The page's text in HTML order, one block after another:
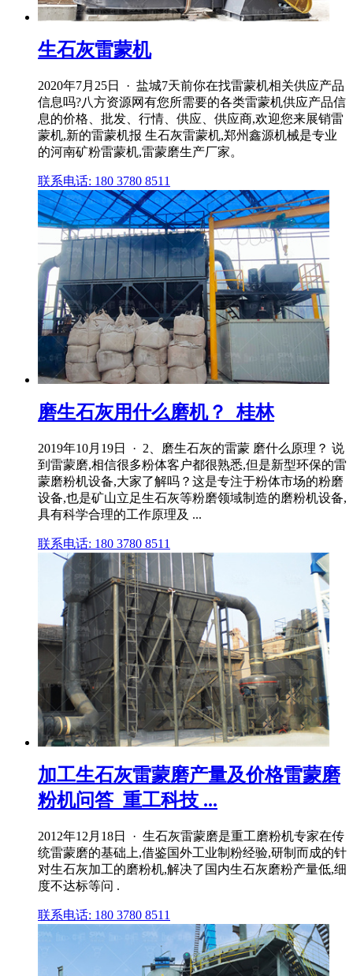
生石灰雷蒙机
2020年7月25日 · 盐城7天前你在找雷蒙机相关供应产品
信息吗?八方资源网有您所需要的各类雷蒙机供应产品信
息的价格、批发、行情、供应、供应商,欢迎您来展销雷
蒙机,新的雷蒙机报 生石灰雷蒙机,郑州鑫源机械是专业
的河南矿粉雷蒙机,雷蒙磨生产厂家。
联系电话: 180 3780 8511
磨生石灰用什么磨机？_桂林
2019年10月19日 · 2、磨生石灰的雷蒙 磨什么原理？ 说
到雷蒙磨,相信很多粉体客户都很熟悉,但是新型环保的雷
蒙磨粉机设备,大家了解吗？这是专注于粉体市场的粉磨
设备,也是矿山立足生石灰等粉磨领域制造的磨粉机设备,
具有科学合理的工作原理及 ...
联系电话: 180 3780 8511
加工生石灰雷蒙磨产量及价格雷蒙磨
粉机问答_重工科技 ...
2012年12月18日 · 生石灰雷蒙磨是重工磨粉机专家在传
统雷蒙磨的基础上,借鉴国外工业制粉经验,研制而成的针
对生石灰加工的磨粉机,解决了国内生石灰磨粉产量低,细
度不达标等问 .
联系电话: 180 3780 8511